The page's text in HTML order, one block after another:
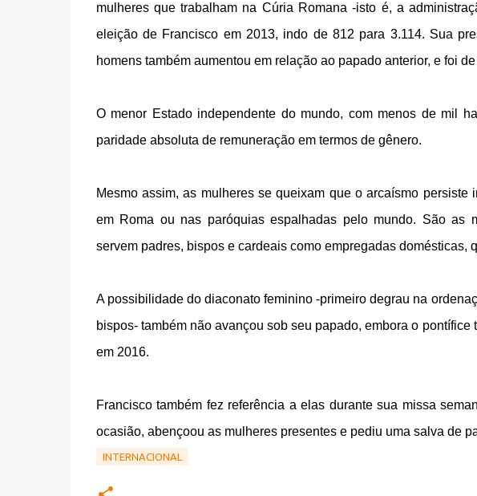
mulheres que trabalham na Cúria Romana -isto é, a
eleição de Francisco em 2013, indo de 812 para 3.114. Sua
homens também aumentou em relação ao papado anterior, e foi
O menor Estado independente do mundo, com menos de mil
paridade absoluta de remuneração em termos de gênero.
Mesmo assim, as mulheres se queixam que o arcaísmo
em Roma ou nas paróquias espalhadas pelo mundo. São as
servem padres, bispos e cardeais como empregadas domésticas,
A possibilidade do diaconato feminino -primeiro degrau na
bispos- também não avançou sob seu papado, embora o
em 2016.
Francisco também fez referência a elas durante sua missa
ocasião, abençoou as mulheres presentes e pediu uma salva de
INTERNACIONAL